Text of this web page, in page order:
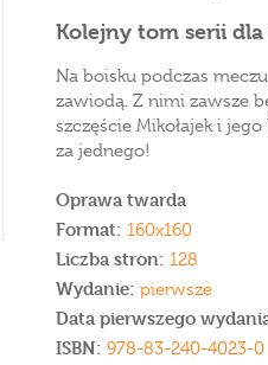
Kolejny tom serii dla
Na boisku podczas
zawiodą. Z nimi zawsze
szczęście Mikołajek i
za jednego!
Oprawa twarda
Format: 160x160
Liczba stron: 128
Wydanie: pierwsze
Data pierwszego
ISBN: 978-83-240-4023-0